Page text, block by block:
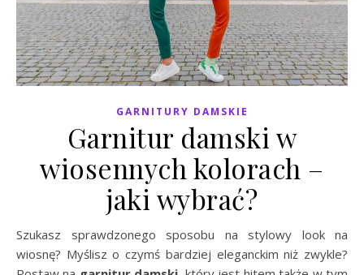
GARNITURY DAMSKIE
Garnitur damski w
wiosennych kolorach –
jaki wybrać?
Szukasz sprawdzonego sposobu na stylowy look na
wiosnę? Myślisz o czymś bardziej eleganckim niż zwykle?